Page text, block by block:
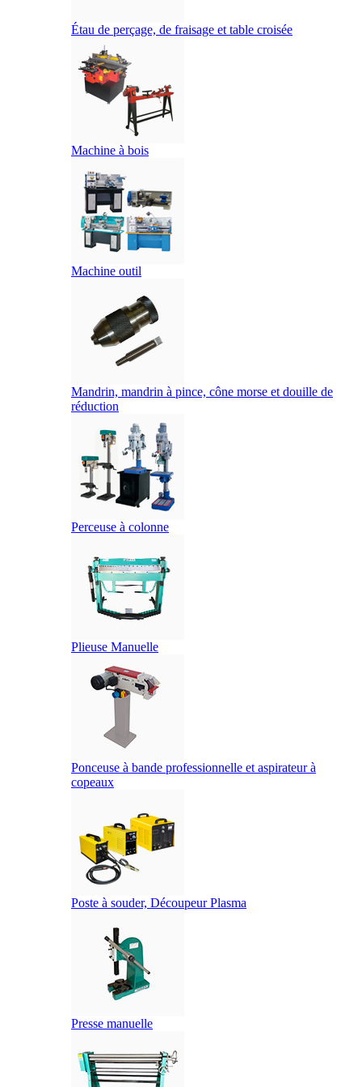
Étau de perçage, de fraisage et table croisée
Machine à bois
Machine outil
Mandrin, mandrin à pince, cône morse et douille de
réduction
Perceuse à colonne
Plieuse Manuelle
Ponceuse à bande professionnelle et aspirateur à
copeaux
Poste à souder, Découpeur Plasma
Presse manuelle